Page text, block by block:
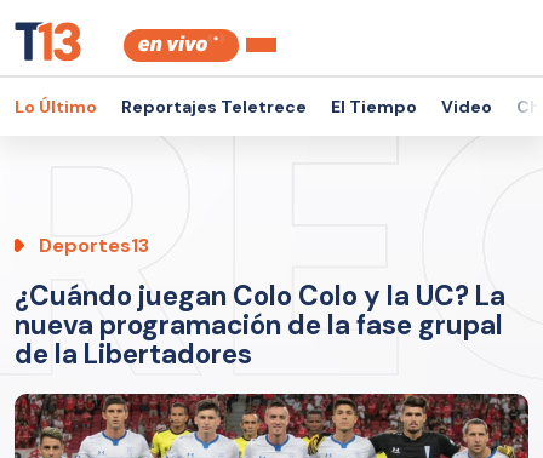
Lo Último Reportajes Teletrece El Tiempo Video
Deportes13
¿Cuándo juegan Colo Colo y la UC? La
nueva programación de la fase grupal
de la Libertadores